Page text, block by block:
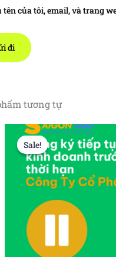
tên của tôi, email, và trang
tương tự
Sale!
Sale!